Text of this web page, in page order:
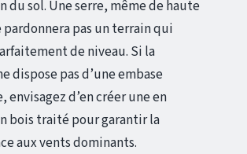
du sol. Une serre, même de haute
pas un terrain qui
de niveau. Si la
dispose pas d’une embase
d’en créer une en
bois traité pour garantir la
aux vents dominants.